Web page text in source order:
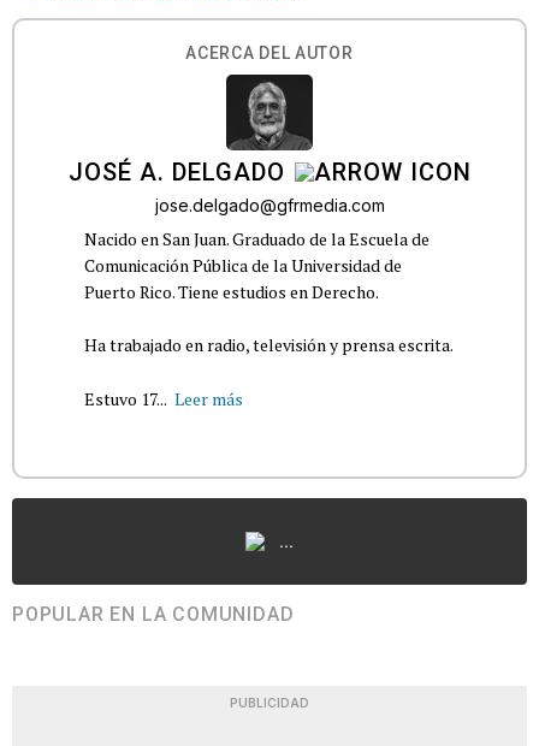
ACERCA DEL AUTOR
JOSÉ A. DELGADO
jose.delgado@gfrmedia.com
Nacido en San Juan. Graduado de la Escuela de
Comunicación Pública de la Universidad de
Puerto Rico. Tiene estudios en Derecho.
Ha trabajado en radio, televisión y prensa escrita.
Estuvo 17... Leer más
...
POPULAR EN LA COMUNIDAD
PUBLICIDAD